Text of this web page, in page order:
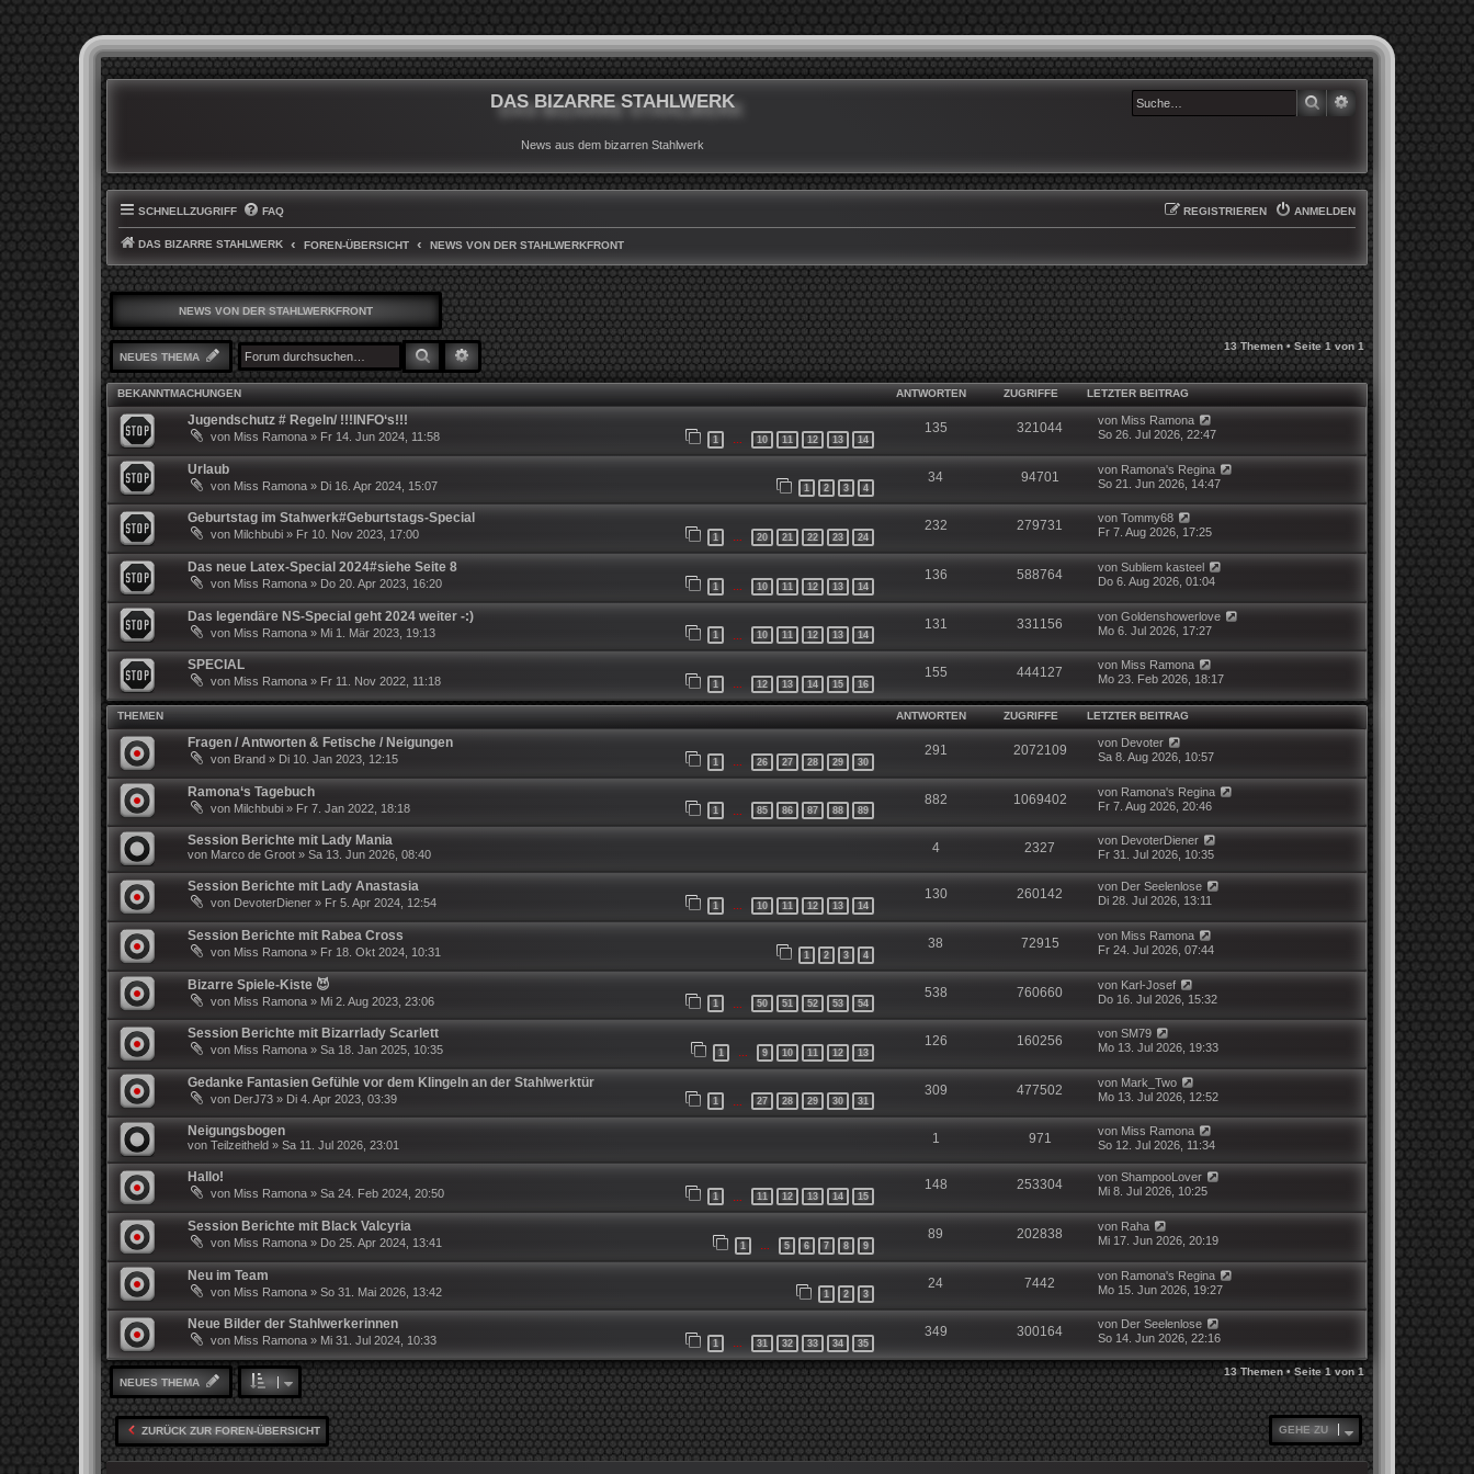
DAS BIZARRE STAHLWERK
News aus dem bizarren Stahlwerk
SUCHE
SCHNELLZUGRIFF FAQ ANMELDEN
REGISTRIEREN
DAS BIZARRE STAHLWERK FOREN-ÜBERSICHT NEWS VON DER STAHLWERKFRONT
NEWS VON DER STAHLWERKFRONT
NEUES THEMA SUCHE ERWEITERTE SUCHE
13 Themen • Seite1 von1
BEKANNTMACHUNGEN ANTWORTEN ZUGRIFFE LETZTER BEITRAG
Jugendschutz # Regeln/ !!!INFO‘s!!!
von Miss Ramona » Fr 14. Jun 2024, 11:58 1 … 10 11 12 13 14
135 321044 von Miss Ramona
So 26. Jul 2026, 22:47
Urlaub
von Miss Ramona » Di 16. Apr 2024, 15:07 1 2 3 4
34 94701 von Ramona's Regina
So 21. Jun 2026, 14:47
Geburtstag im Stahwerk#Geburtstags-Special
von Milchbubi » Fr 10. Nov 2023, 17:00 1 … 20 21 22 23 24
232 279731 von Tommy68
Fr 7. Aug 2026, 17:25
Das neue Latex-Special 2024#siehe Seite 8
von Miss Ramona » Do 20. Apr 2023, 16:20 1 … 10 11 12 13 14
136 588764 von Subliem kasteel
Do 6. Aug 2026, 01:04
Das legendäre NS-Special geht 2024 weiter -:)
von Miss Ramona » Mi 1. Mär 2023, 19:13 1 10 11 12 13 14
131 331156 von Goldenshowerlove
Mo 6. Jul 2026, 17:27
SPECIAL
von Miss Ramona » Fr 11. Nov 2022, 11:18 1 … 12 13 14 15 16
155 444127 von Miss Ramona
Mo 23. Feb 2026, 18:17
THEMEN ANTWORTEN ZUGRIFFE LETZTER BEITRAG
Fragen / Antworten & Fetische / Neigungen
von Brand » Di 10. Jan 2023, 12:15 1 … 26 27 28 29 30
291 2072109 von Devoter
Sa 8. Aug 2026, 10:57
Ramona‘s Tagebuch
von Milchbubi » Fr 7. Jan 2022, 18:18 1 85 86 87 88 89
882 1069402 von Ramona's Regina
Fr 7. Aug 2026, 20:46
Session Berichte mit Lady Mania
von Marco de Groot » Sa 13. Jun 2026, 08:40 4 2327 von DevoterDiener
Fr 31. Jul 2026, 10:35
Session Berichte mit Lady Anastasia
von DevoterDiener » Fr 5. Apr 2024, 12:54 1 … 10 11 12 13 14
130 260142 von Der Seelenlose
Di 28. Jul 2026, 13:11
Session Berichte mit Rabea Cross
von Miss Ramona » Fr 18. Okt 2024, 10:31 1 2 3 4
38 72915 von Miss Ramona
Fr 24. Jul 2026, 07:44
Bizarre Spiele-Kiste 😈
von Miss Ramona » Mi 2. Aug 2023, 23:06 1 50 51 52 53 54
538 760660 von Karl-Josef
Do 16. Jul 2026, 15:32
Session Berichte mit Bizarrlady Scarlett
von Miss Ramona » Sa 18. Jan 2025, 10:35 1 … 9 10 11 12 13
126 160256 von SM79
Mo 13. Jul 2026, 19:33
Gedanke Fantasien Gefühle vor dem Klingeln an der Stahlwerktür
von DerJ73 » Di 4. Apr 2023, 03:39 1 27 28 29 30 31
309 477502 von Mark_Two
Mo 13. Jul 2026, 12:52
Neigungsbogen
von Teilzeitheld » Sa 11. Jul 2026, 23:01 1 971 von Miss Ramona
So 12. Jul 2026, 11:34
Hallo!
von Miss Ramona » Sa 24. Feb 2024, 20:50 1 11 12 13 14 15
148 253304 von ShampooLover
Mi 8. Jul 2026, 10:25
Session Berichte mit Black Valcyria
von Miss Ramona » Do 25. Apr 2024, 13:41 1 … 5 6 7 8 9
89 202838 von Raha
Mi 17. Jun 2026, 20:19
Neu im Team
von Miss Ramona » So 31. Mai 2026, 13:42 1 2 3
24 7442 von Ramona's Regina
Mo 15. Jun 2026, 19:27
Neue Bilder der Stahlwerkerinnen
von Miss Ramona » Mi 31. Jul 2024, 10:33 1 … 31 32 33 34 35
349 300164 von Der Seelenlose
So 14. Jun 2026, 22:16
NEUES THEMA
13 Themen • Seite1 von1
ZURÜCK ZUR FOREN-ÜBERSICHT GEHE ZU